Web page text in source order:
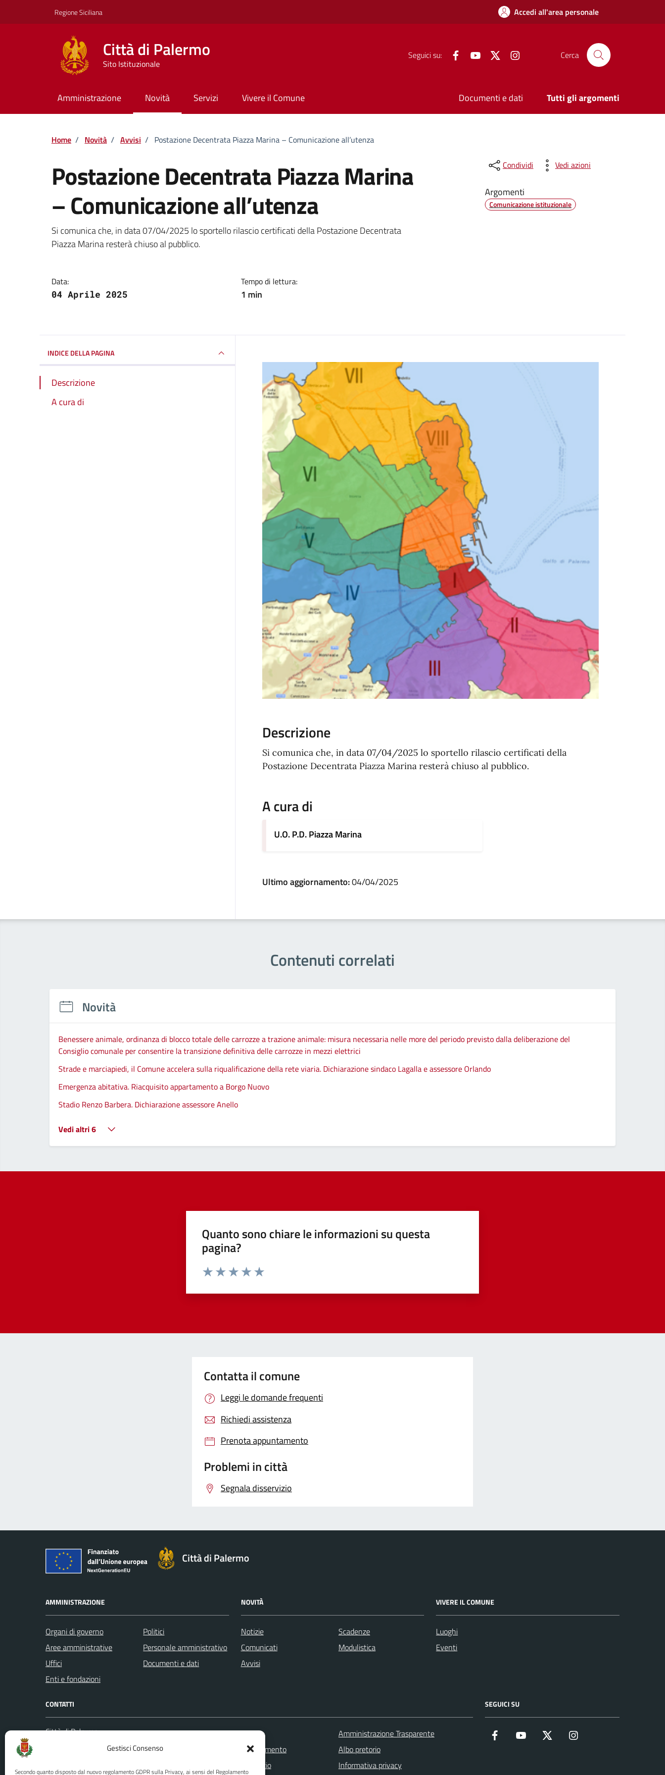
Gestisci Consenso
Secondo quanto disposto dal nuovo regolamento GDPR sulla Privacy, ai sensi del Regolamento
Regione Siciliana Accedi all'area personale
Città di Palermo
Sito Istituzionale
Seguici su: FacebookYouTube Twitter Cerca
Amministrazione Novità Servizi Vivere il Comune Documenti e dati Tutti gli argomenti
Home / Novità / Avvisi / Postazione Decentrata Piazza Marina – Comunicazione all’utenza
Postazione Decentrata Piazza Marina
– Comunicazione all’utenza
Dettagli della notizia
Si comunica che, in data 07/04/2025 lo sportello rilascio certificati della Postazione Decentrata
Piazza Marina resterà chiuso al pubblico.
Data:
04 Aprile 2025
Tempo di lettura:
1 min
Condividi Vedi azioni
Argomenti
Comunicazione istituzionale
INDICE DELLA PAGINA
Descrizione
A cura di
Descrizione
Si comunica che, in data 07/04/2025 lo sportello rilascio certificati della
Postazione Decentrata Piazza Marina resterà chiuso al pubblico.
A cura di
U.O. P.D. Piazza Marina
Ultimo aggiornamento:04/04/2025
Contenuti correlati
Novità
Benessere animale, ordinanza di blocco totale delle carrozze a trazione animale: misura necessaria nelle more del periodo previsto dalla deliberazione del
Consiglio comunale per consentire la transizione definitiva delle carrozze in mezzi elettrici
Strade e marciapiedi, il Comune accelera sulla riqualificazione della rete viaria. Dichiarazione sindaco Lagalla e assessore Orlando
Emergenza abitativa. Riacquisito appartamento a Borgo Nuovo
Stadio Renzo Barbera. Dichiarazione assessore Anello
Vedi altri 6
Quanto sono chiare le informazioni su questa
pagina?
Contatta il comune
Leggi le domande frequenti
Richiedi assistenza
Prenota appuntamento
Problemi in città
Segnala disservizio
Città di Palermo
AMMINISTRAZIONE
Organi di governo
Aree amministrative
Uffici
Enti e fondazioni
Politici
Personale amministrativo
Documenti e dati
NOVITÀ
Notizie
Comunicati
Avvisi
Scadenze
Modulistica
VIVERE IL COMUNE
Luoghi
Eventi
CONTATTI
Città di Palermo
Codice fiscale / P. IVA:80016350821
Leggi le FAQ
Prenotazione appuntamento
Segnalazione disservizio
Amministrazione Trasparente
Albo pretorio
Informativa privacy
SEGUICI SU
Facebook YouTube Twitter